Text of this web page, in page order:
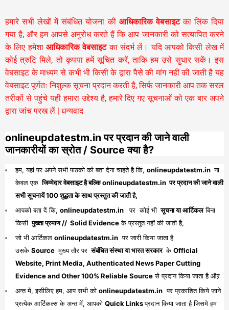
हमारे सभी लेखों में संबंधित योजना की आधिकारिक वेबसाइटका लिंक दिया
गया है, और हम आपसे अनुरोध करते हैं कि आप जानकारी को सत्यापित करने
के लिए हमेशा आधिकारिक वेबसाइटका संदर्भ लें। यदि आपको किसी लेख में
कोई त्रुटि मिले, तो कृपया हमें सूचित करें, ताकि हम उसे सुधार सकें। इस
वेबसाइट के माध्यम से कभी भी किसी के द्वारा पैसे की मांग नहीं की जाती है यह
वेबसाइट पूर्णतः निशुल्क सूचना प्रदान करती है,सिर्फ जानकारी आप तक सरल
तरीकों से पहुंचे यही हमारा उद्देश्य है, हमारे दिए गए सूचनाओं को एक बार अपने
द्वारा जांच परख लें | धन्यवाद
onlineupdatestm.in पर प्रदान की जाने वाली
जानकारीयों का स्रोत / Source क्या है?
हम, यहां पर अपने सभी पाठको को बता देना चाहते है कि, onlineupdatestm.in ना
केवल एक जिम्मेदार वेबसाइट है बल्कि onlineupdatestm.in पर प्रदान की जाने वाली
सभी सूचनायें 100 शुद्धता के साथ प्रस्तुत की जाती है,
आपको बता दें कि, onlineupdatestm.in पर कोई भी सूचना या आर्टिकलबिना
किसी पुख्ता प्रमाण // Solid Evidenceके प्रस्तुत नहीं की जाती है,
जो भी आर्टिकल onlineupdatestm.in पर जारी किया जाता है
उसके Source मुख्य तौर पर संबंधित संस्था या भारत सरकार के Official
Website, Print Media, Authenticated News Paper Cutting
Evidence and Other 100% Reliable Sourceसे प्रदान किया जाता है औऱ
अन्त मे, इसीलिए हम, आप सभी को onlineupdatestm.in पर प्रकाशित किये जाने
प्रत्येक आर्टिकल्स के अन्त में, आपको Quick Linksप्रदान किया जाता है जिसमे हम